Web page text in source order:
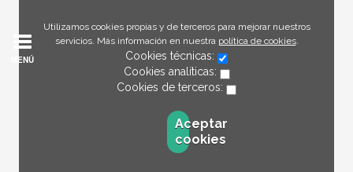
Utilizamos cookies propias y de terceros para mejorar nuestros
servicios. Más información en nuestra política de cookies.
Cookies técnicas:
Cookies analíticas:
Cookies de terceros:
Aceptar
cookies
MENÚ